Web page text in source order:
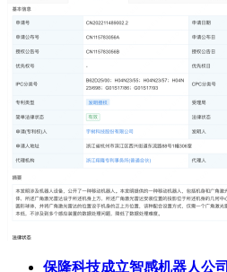
保隆科技成立智感机器人公司